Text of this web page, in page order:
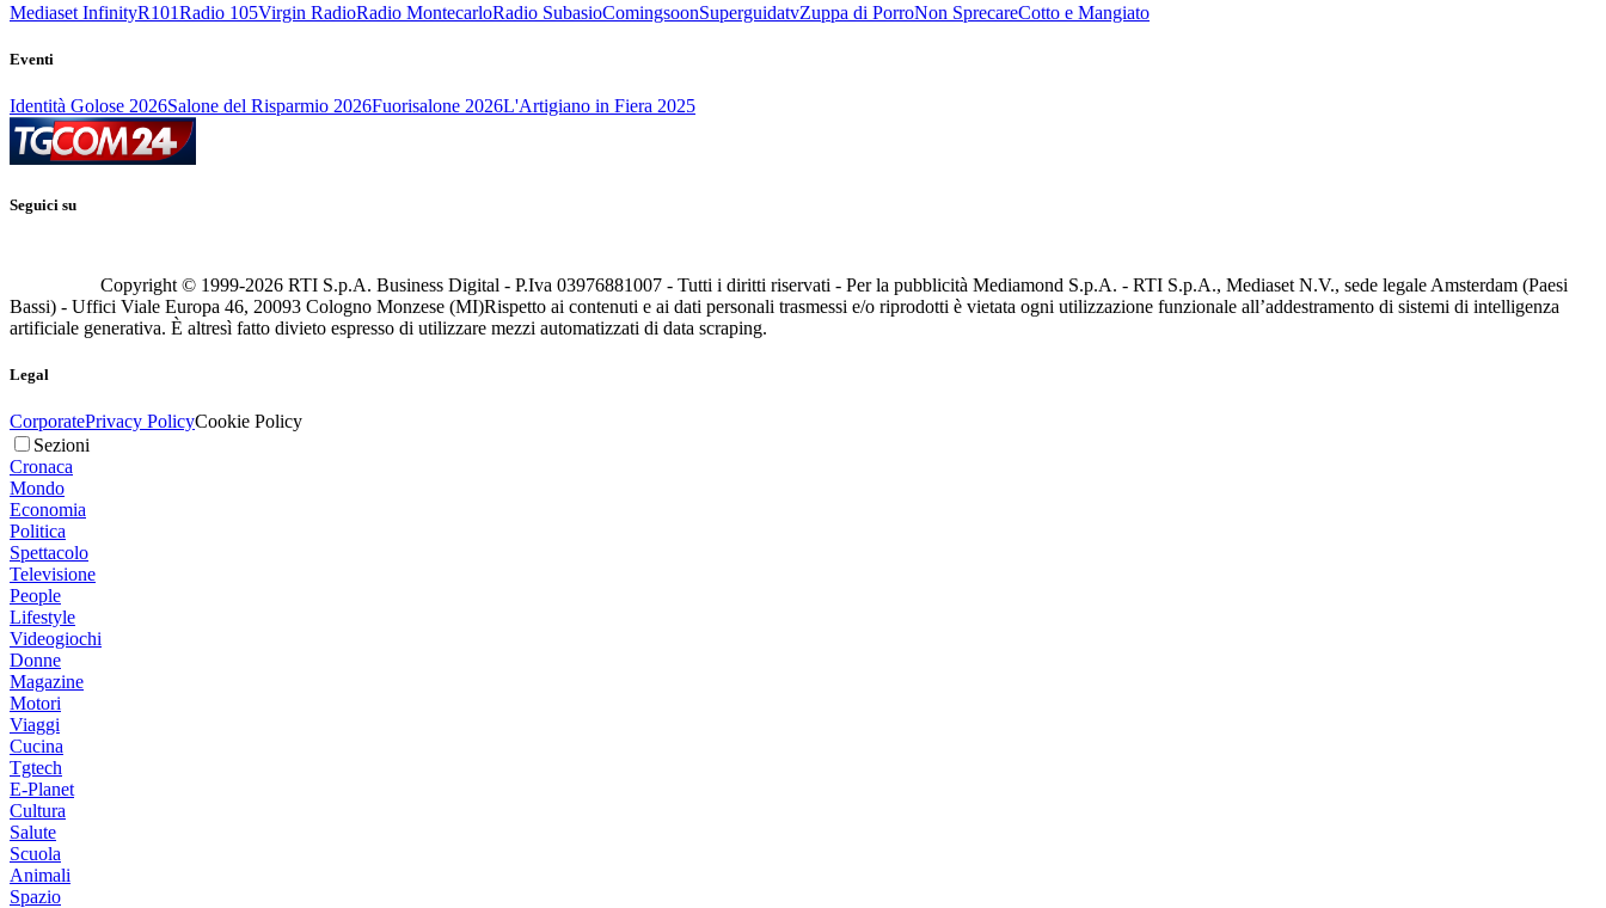
Mediaset InfinityR101Radio 105Virgin RadioRadio MontecarloRadio SubasioComingsoonSuperguidatvZuppa di PorroNon SprecareCotto e Mangiato
Eventi
Identità Golose 2026Salone del Risparmio 2026Fuorisalone 2026L'Artigiano in Fiera 2025
Seguici su
Copyright © 1999-2026 RTI S.p.A. Business Digital - P.Iva 03976881007 - Tutti i diritti riservati - Per la pubblicità Mediamond S.p.A. - RTI S.p.A., Mediaset N.V., sede legale Amsterdam (Paesi
Bassi) - Uffici Viale Europa 46, 20093 Cologno Monzese (MI)Rispetto ai contenuti e ai dati personali trasmessi e/o riprodotti è vietata ogni utilizzazione funzionale all’addestramento di sistemi di intelligenza
artificiale generativa. È altresì fatto divieto espresso di utilizzare mezzi automatizzati di data scraping.
Legal
CorporatePrivacy PolicyCookie Policy
Sezioni
Cronaca
Mondo
Economia
Politica
Spettacolo
Televisione
People
Lifestyle
Videogiochi
Donne
Magazine
Motori
Viaggi
Cucina
Tgtech
E-Planet
Cultura
Salute
Scuola
Animali
Spazio